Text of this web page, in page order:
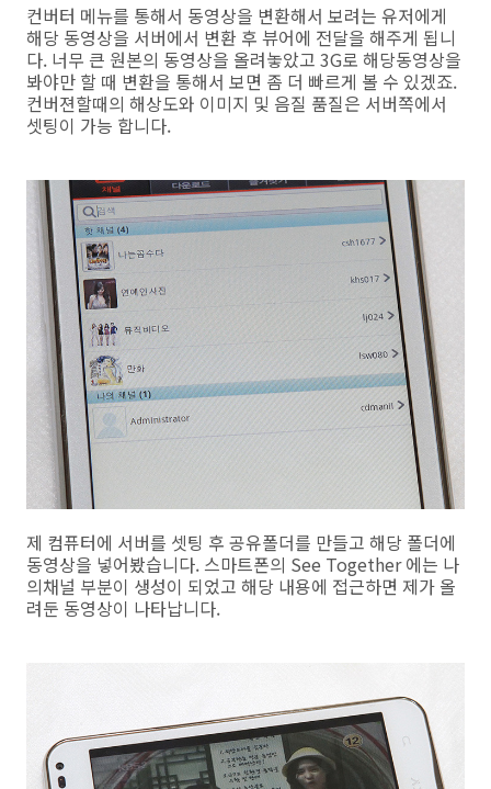
컨버터 메뉴를 통해서 동영상을 변환해서 보려는 유저에게
해당 동영상을 서버에서 변환 후 뷰어에 전달을 해주게 됩니
다. 너무 큰 원본의 동영상을 올려놓았고 3G로 해당동영상을
봐야만 할 때 변환을 통해서 보면 좀 더 빠르게 볼 수 있겠죠.
컨버젼할때의 해상도와 이미지 및 음질 품질은 서버쪽에서
셋팅이 가능 합니다.
제 컴퓨터에 서버를 셋팅 후 공유폴더를 만들고 해당 폴더에
동영상을 넣어봤습니다. 스마트폰의 See Together 에는 나
의채널 부분이 생성이 되었고 해당 내용에 접근하면 제가 올
려둔 동영상이 나타납니다.